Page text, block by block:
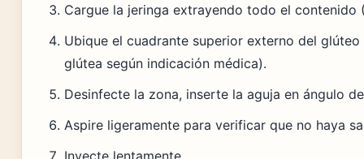
Cargue la jeringa extrayendo todo el contenido
Ubique el cuadrante superior externo del
glútea según indicación médica).
Desinfecte la zona, inserte la aguja en ángulo
Aspire ligeramente para verificar que no haya
Inyecte lentamente.